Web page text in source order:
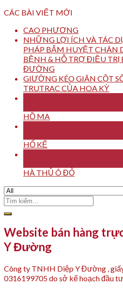
CÁC BÀI VIẾT MỚI
CAO PHƯƠNG
NHỮNG LỢI ÍCH VÀ TÁC
PHÁP BẤM HUYỆT CHÂN
BỆNH & HỖ TRỢ ĐIỀU TRỊ
ĐƯỜNG
GIƯỜNG KÉO GIÃN CỘT
TRUTRAC CỦA HOA KỲ
HỒ MA
HỔ KẾ
HÀ THỦ Ô ĐỎ
Tìm
kiếm:
Website bán hàng
Y Đường
Công ty TNHH Diệp Y Đường ,
0316199705 do sở kế hoạch đầu